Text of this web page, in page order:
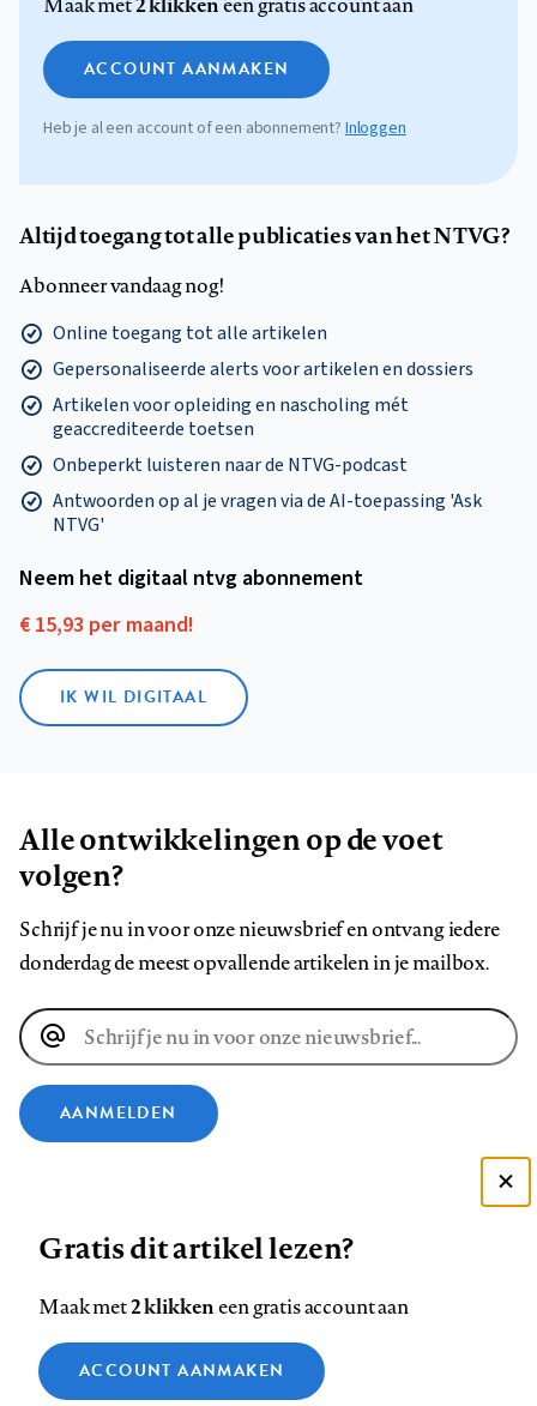
Maak met een gratis account aan
ACCOUNT AANMAKEN
Heb je al een account of een abonnement?Inloggen
Altijd toegang tot alle publicaties van het NTVG?
Abonneer vandaag nog!
Online toegang tot alle artikelen
Gepersonaliseerde alerts voor artikelen en dossiers
Artikelen voor opleiding en nascholing mét
geaccrediteerde toetsen
Onbeperkt luisteren naar de NTVG-podcast
Antwoorden op al je vragen via de AI-toepassing 'Ask
NTVG'
Neem het digitaal ntvg abonnement
€ 15,93 per maand!
IK WIL DIGITAAL
Alle ontwikkelingen op de voet
volgen?
Schrijf je nu in voor onze nieuwsbrief en ontvang iedere
donderdag de meest opvallende artikelen in je mailbox.
E-
mailadres
AANMELDEN
ons
op
Facebook
ons
op
LinkedIn
ons
op
Bluesky
ons
op
Instagram
ons
op
YouTube
ons
Footer
Contact Colofon Disclaimer Privacy
Medische vragen verdienen
Zie onze cookie policy
Analytische cookies
Gratis dit artikel lezen?
Maak met2 klikkeneen gratis account aan
ACCOUNT AANMAKEN